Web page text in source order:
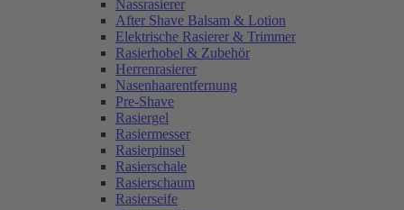
Nassrasierer
After Shave Balsam & Lotion
Elektrische Rasierer & Trimmer
Rasierhobel & Zubehör
Herrenrasierer
Nasenhaarentfernung
Pre-Shave
Rasiergel
Rasiermesser
Rasierpinsel
Rasierschale
Rasierschaum
Rasierseife